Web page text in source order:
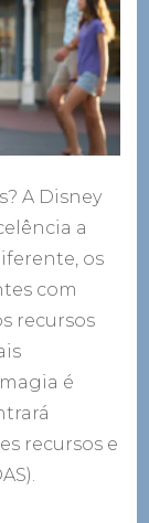
A Disney
a
os
com
recursos
é
recursos e